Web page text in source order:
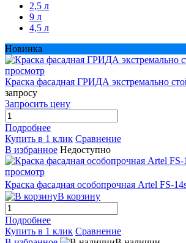
2,5 л
9 л
4,5 л
Новинка
просмотр
Краска фасадная ГРИДА экстремально
запросу
Запросить цену
Подробнее
Купить в 1 клик Сравнение
В избранное Недоступно
просмотр
Краска фасадная особопрочная Artel FS-
В корзину
Подробнее
Купить в 1 клик Сравнение